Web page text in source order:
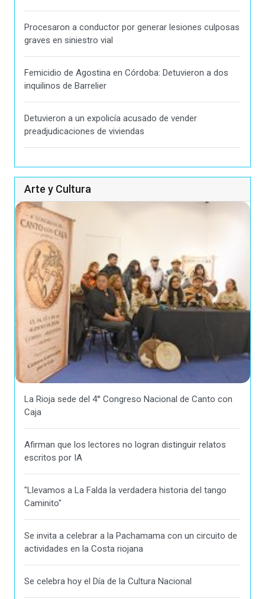
Procesaron a conductor por generar lesiones culposas
graves en siniestro vial
Femicidio de Agostina en Córdoba: Detuvieron a dos
inquilinos de Barrelier
Detuvieron a un expolicía acusado de vender
preadjudicaciones de viviendas
Arte y Cultura
La Rioja sede del 4° Congreso Nacional de Canto con
Caja
Afirman que los lectores no logran distinguir relatos
escritos por IA
"Llevamos a La Falda la verdadera historia del tango
Caminito"
Se invita a celebrar a la Pachamama con un circuito de
actividades en la Costa riojana
Se celebra hoy el Día de la Cultura Nacional